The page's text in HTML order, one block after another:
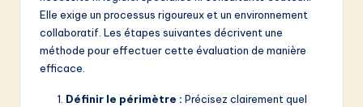
Elle exige un processus rigoureux et un environnement
collaboratif. Les étapes suivantes décrivent une
méthode pour effectuer cette évaluation de manière
efficace.
Définir le périmètre : Précisez clairement quel